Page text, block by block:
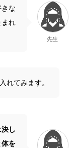
な
まれ
先生
れてみます。
し
体を